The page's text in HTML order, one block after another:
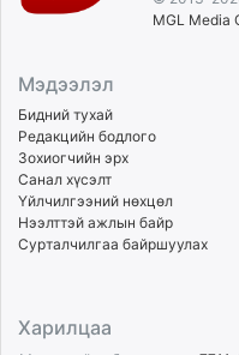
MGL Media
Мэдээлэл
Бидний тухай
Редакцийн бодлого
Зохиогчийн эрх
Санал хүсэлт
Үйлчилгээний нөхцөл
Нээлттэй ажлын байр
Сурталчилгаа байршуулах
Харилцаа